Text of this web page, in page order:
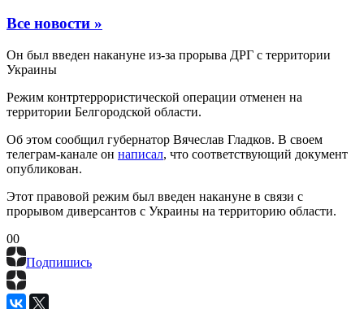
Все новости »
Он был введен накануне из-за прорыва ДРГ с территории
Украины
Режим контртеррористической операции отменен на
территории Белгородской области.
Об этом сообщил губернатор Вячеслав Гладков. В своем
телеграм-канале он написал, что соответствующий документ
опубликован.
Этот правовой режим был введен накануне в связи с
прорывом диверсантов с Украины на территорию области.
00
Подпишись